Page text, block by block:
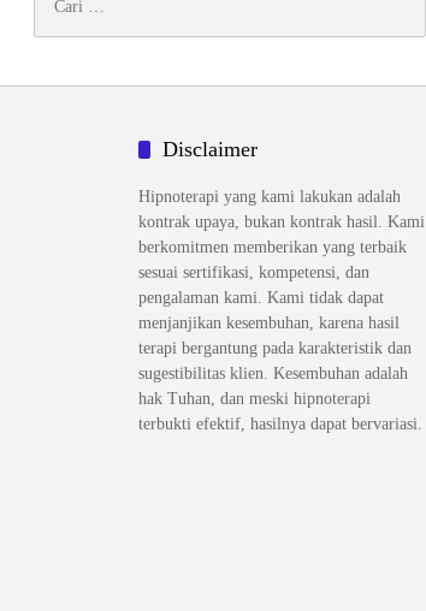
untuk:
Disclaimer
Hipnoterapi yang kami lakukan adalah
kontrak upaya, bukan kontrak hasil. Kami
berkomitmen memberikan yang terbaik
sesuai sertifikasi, kompetensi, dan
pengalaman kami. Kami tidak dapat
menjanjikan kesembuhan, karena hasil
terapi bergantung pada karakteristik dan
sugestibilitas klien. Kesembuhan adalah
hak Tuhan, dan meski hipnoterapi
terbukti efektif, hasilnya dapat bervariasi.